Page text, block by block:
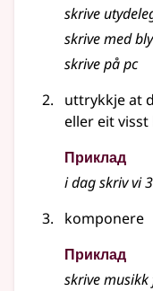
skrive
skrive med
skrive på pc
uttrykkje at
eller eit
Приклад
i dag skriv vi
komponere
Приклад
skrive